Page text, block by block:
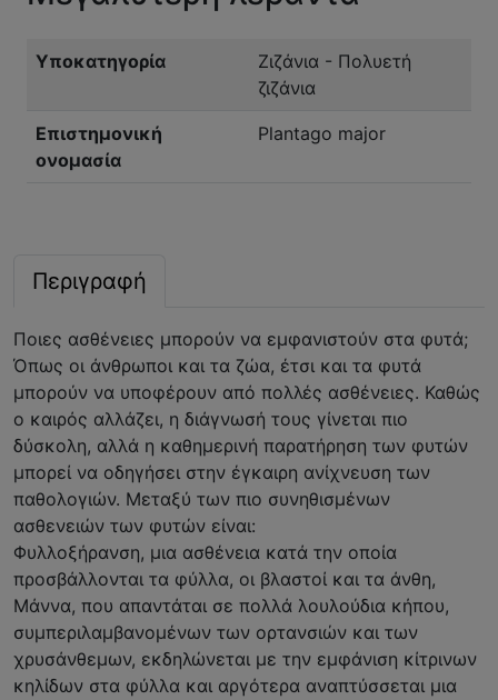
Υποκατηγορία
Ζιζάνια - Πολυετή
ζιζάνια
Επιστημονική
ονομασία
Plantago major
Περιγραφή
Ποιες ασθένειες μπορούν να εμφανιστούν στα φυτά;
Όπως οι άνθρωποι και τα ζώα, έτσι και τα φυτά
μπορούν να υποφέρουν από πολλές ασθένειες. Καθώς
ο καιρός αλλάζει, η διάγνωσή τους γίνεται πιο
δύσκολη, αλλά η καθημερινή παρατήρηση των φυτών
μπορεί να οδηγήσει στην έγκαιρη ανίχνευση των
παθολογιών. Μεταξύ των πιο συνηθισμένων
ασθενειών των φυτών είναι:
Φυλλοξήρανση, μια ασθένεια κατά την οποία
προσβάλλονται τα φύλλα, οι βλαστοί και τα άνθη,
Μάννα, που απαντάται σε πολλά λουλούδια κήπου,
συμπεριλαμβανομένων των ορτανσιών και των
χρυσάνθεμων, εκδηλώνεται με την εμφάνιση κίτρινων
κηλίδων στα φύλλα και αργότερα αναπτύσσεται μια